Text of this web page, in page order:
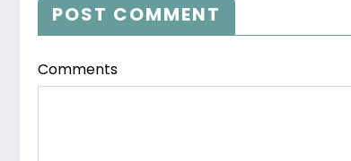
POST COMMENT
Comments